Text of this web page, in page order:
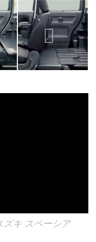
ズキ スペーシア